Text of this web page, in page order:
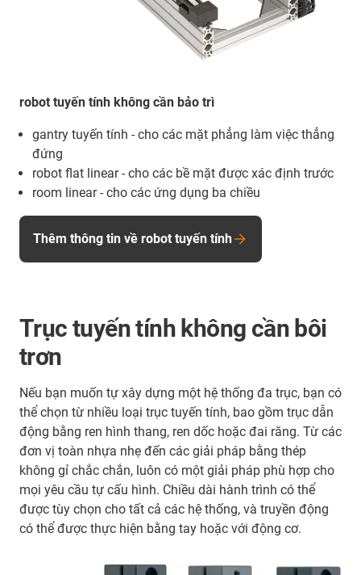
robot tuyến tính không cần bảo trì
gantry tuyến tính - cho các mặt phẳng làm việc thẳng
đứng
robot flat linear - cho các bề mặt được xác định trước
room linear - cho các ứng dụng ba chiều
Thêm thông tin về robot tuyến tính
Trục tuyến tính không cần bôi
trơn
Nếu bạn muốn tự xây dựng một hệ thống đa trục, bạn có
thể chọn từ nhiều loại trục tuyến tính, bao gồm trục dẫn
động bằng ren hình thang, ren dốc hoặc đai răng. Từ các
đơn vị toàn nhựa nhẹ đến các giải pháp bằng thép
không gỉ chắc chắn, luôn có một giải pháp phù hợp cho
mọi yêu cầu tự cấu hình. Chiều dài hành trình có thể
được tùy chọn cho tất cả các hệ thống, và truyền động
có thể được thực hiện bằng tay hoặc với động cơ.